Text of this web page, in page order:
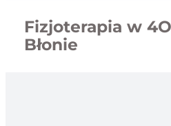
Fizjoterapia w
Błonie